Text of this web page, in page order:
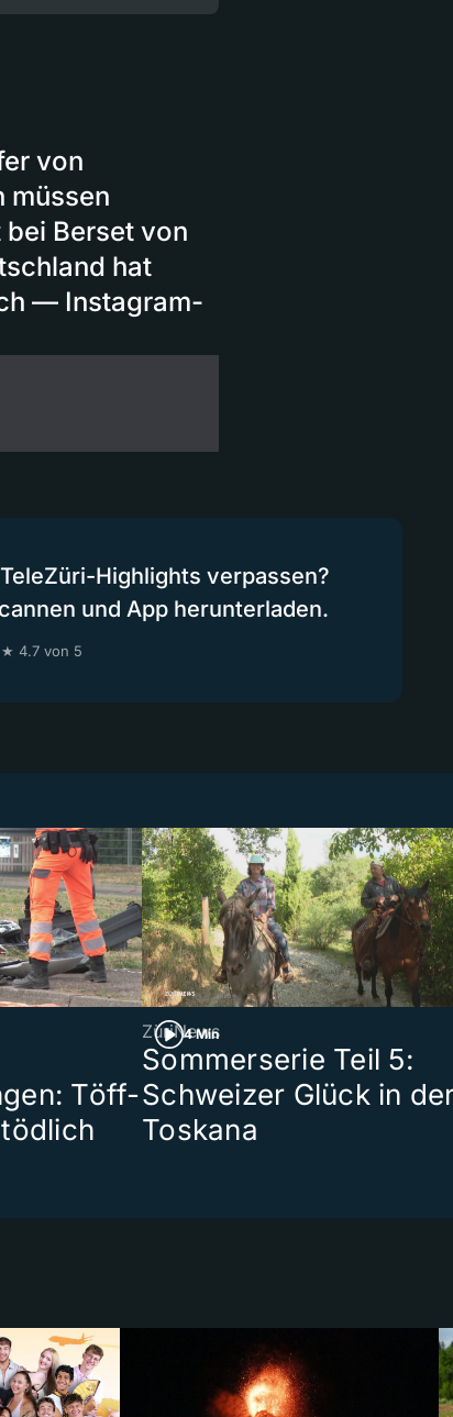
von
müssen
Berset von
hat
— Instagram-
Highlights verpassen?
und App herunterladen.
4.7 von 5
Töff-
4 Min
ZüriNews
Sommerserie Teil 5:
Schweizer Glück in
Toskana